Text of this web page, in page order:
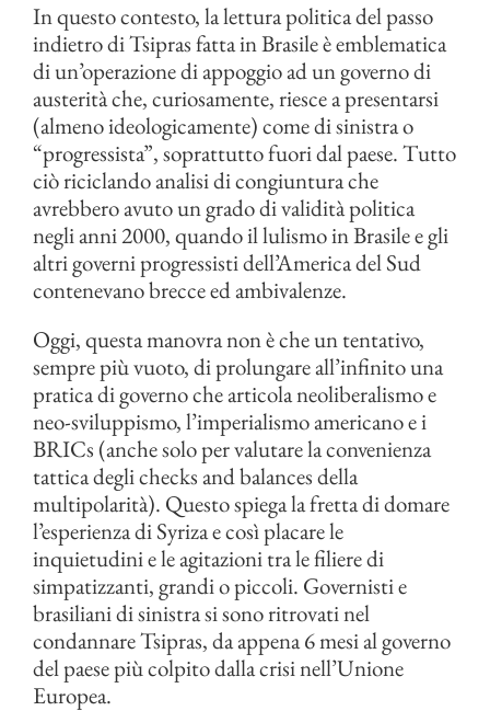
In questo contesto, la lettura politica del passo
indietro di Tsipras fatta in Brasile è emblematica
di un’operazione di appoggio ad un governo di
austerità che, curiosamente, riesce a presentarsi
(almeno ideologicamente) come di sinistra o
“progressista”, soprattutto fuori dal paese. Tutto
ciò riciclando analisi di congiuntura che
avrebbero avuto un grado di validità politica
negli anni 2000, quando il lulismo in Brasile e gli
altri governi progressisti dell’America del Sud
contenevano brecce ed ambivalenze.
Oggi, questa manovra non è che un tentativo,
sempre più vuoto, di prolungare all’infinito una
pratica di governo che articola neoliberalismo e
neo-sviluppismo, l’imperialismo americano e i
BRICs (anche solo per valutare la convenienza
tattica degli checks and balances della
multipolarità). Questo spiega la fretta di domare
l’esperienza di Syriza e così placare le
inquietudini e le agitazioni tra le filiere di
simpatizzanti, grandi o piccoli. Governisti e
brasiliani di sinistra si sono ritrovati nel
condannare Tsipras, da appena 6 mesi al governo
del paese più colpito dalla crisi nell’Unione
Europea.